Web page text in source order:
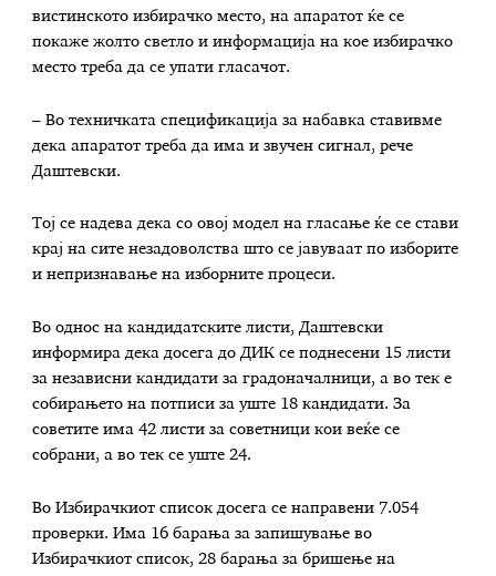
вистинското избирачко место, на апаратот ќе се
покаже жолто светло и информација на кое избирачко
место треба да се упати гласачот.
– Во техничката спецификација за набавка ставивме
дека апаратот треба да има и звучен сигнал, рече
Даштевски.
Тој се надева дека со овој модел на гласање ќе се стави
крај на сите незадоволства што се јавуваат по изборите
и непризнавање на изборните процеси.
Во однос на кандидатските листи, Даштевски
информира дека досега до ДИК се поднесени 15 листи
за независни кандидати за градоначалници, а во тек е
собирањето на потписи за уште 18 кандидати. За
советите има 42 листи за советници кои веќе се
собрани, а во тек се уште 24.
Во Избирачкиот список досега се направени 7.054
проверки. Има 16 барања за запишување во
Избирачкиот список, 28 барања за бришење на